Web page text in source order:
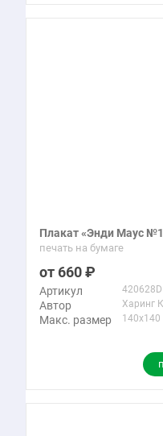
Плакат «Энди Маус
печать на бумаге
660
Артикул 420628D
Автор Харинг
Макс. размер 140x140